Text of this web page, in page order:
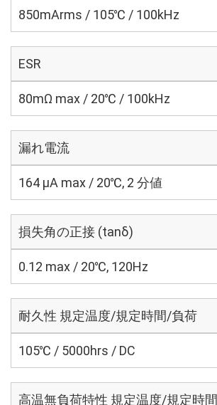
850mArms / 105℃ / 100kHz
ESR
80mΩ max / 20℃ / 100kHz
漏れ電流
164 μA max / 20℃, 2 分値
損失角の正接 (tanδ)
0.12 max / 20℃, 120Hz
耐久性 規定温度/規定時間/負荷
105℃ / 5000hrs / DC
高温無負荷特性 規定温度/規定時間